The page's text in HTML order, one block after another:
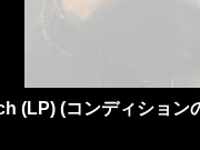
(LP) (コンディション